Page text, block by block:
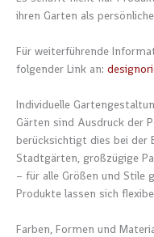
ihren Garten als
Für weiterführende
folgender Link an:
Individuelle
Gärten sind Ausdruck der
berücksichtigt dies bei der
Stadtgärten, großzügige
– für alle Größen und Stile
Produkte lassen sich
Farben, Formen und